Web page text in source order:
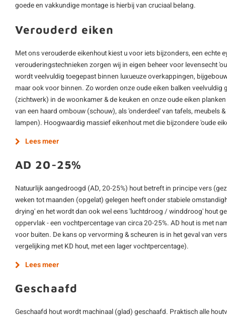
goede en vakkundige montage is hierbij van cruciaal belang.
Verouderd eiken
Met ons verouderde eikenhout kiest u voor iets bijzonders, een echte
verouderingstechnieken zorgen wij in eigen beheer voor levensecht
wordt veelvuldig toegepast binnen luxueuze overkappingen,
maar ook voor binnen. Zo worden onze oude eiken balken veelvuldig
(zichtwerk) in de woonkamer & de keuken en onze oude eiken
van een haard ombouw (schouw), als 'onderdeel' van tafels, meubels
lampen). Hoogwaardig massief eikenhout met die bijzondere 'oude
Lees meer
AD 20-25%
Natuurlijk aangedroogd (AD, 20-25%) hout betreft in principe vers
weken tot maanden (opgelat) gelegen heeft onder stabiele
drying' en het wordt dan ook wel eens 'luchtdroog / winddroog' hout
oppervlak - een vochtpercentage van circa 20-25%. AD hout is met
voor buiten. De kans op vervorming & scheuren is in het geval van
vergelijking met KD hout, met een lager vochtpercentage).
Lees meer
Geschaafd
Geschaafd hout wordt machinaal (glad) geschaafd. Praktisch alle